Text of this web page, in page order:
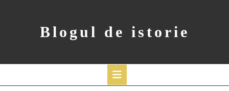
Blogul de istorie